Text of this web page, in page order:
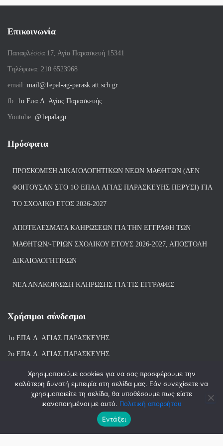
Επικοινωνία
Παπαφλέσσα 17, Αγία Παρασκευή 15341
Tηλέφωνα: 210 6523968
email: mail@1epal-ag-parask.att.sch.gr
fb: 1ο Επα.Λ. Αγίας Παρασκευής
Youtube: @1epalagp
Πρόσφατα
ΠΡΟΣΚΌΜΙΣΗ ΔΙΚΑΙΟΛΟΓΗΤΙΚΏΝ ΝΈΩΝ ΜΑΘΗΤΏΝ (ΔΕΝ
ΦΟΙΤΟΎΣΑΝ ΣΤΟ 1Ο ΕΠΑΛ ΑΓΙΑΣ ΠΑΡΑΣΚΕΥΗΣ ΠΈΡΥΣΙ) ΓΙΑ
ΤΟ ΣΧΟΛΙΚΌ ΈΤΟΣ 2026-2027
ΑΠΟΤΕΛΈΣΜΑΤΑ ΚΛΗΡΏΣΕΩΝ ΓΙΑ ΤΗΝ ΕΓΓΡΑΦΉ ΤΩΝ
ΜΑΘΗΤΏΝ/-ΤΡΙΏΝ ΣΧΟΛΙΚΟΎ ΈΤΟΥΣ 2026-2027, ΑΠΟΣΤΟΛΉ
ΔΙΚΑΙΟΛΟΓΗΤΙΚΏΝ
ΝΕΑ ΑΝΑΚΟΙΝΩΣΗ ΚΛΗΡΩΣΗΣ ΓΙΑ ΤΙΣ ΕΓΓΡΑΦΕΣ
Χρήσιμοι σύνδεσμοι
1ο ΕΠΑ.Λ. ΑΓΙΑΣ ΠΑΡΑΣΚΕΥΗΣ
2ο ΕΠΑ.Λ. ΑΓΙΑΣ ΠΑΡΑΣΚΕΥΗΣ
1ο Ε.Κ. ΑΓΙΑΣ ΠΑΡΑΣΚΕΥΗΣ
ΒΙΒΛΙΟΘΗΚΗ 1ου & 2ου ΕΠΑΛ ΑΓΙΑΣ ΠΑΡΑΣΚΕΥΗΣ
Hestia | Αναπτύχθηκε απόThemeIsle
Χρησιμοποιούμε cookies για να σας προσφέρουμε την
καλύτερη δυνατή εμπειρία στη σελίδα μας. Εάν συνεχίσετε να
χρησιμοποιείτε τη σελίδα, θα υποθέσουμε πως είστε
ικανοποιημένοι με αυτό. Πολιτική απορρήτου
Εντάξει